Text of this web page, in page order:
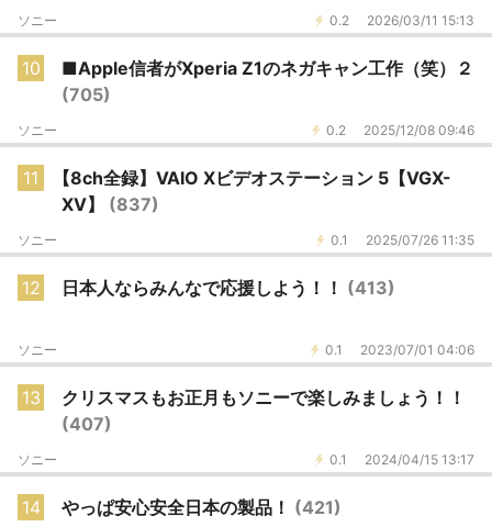
0.2 2026/03/11 15:13
ソニー
10
■Apple信者がXperia Z1のネガキャン工作（笑）２
(705)
0.2 2025/12/08 09:46
ソニー
11
【8ch全録】VAIO Xビデオステーション 5【VGX-
XV】 (837)
0.1 2025/07/26 11:35
ソニー
12 日本人ならみんなで応援しよう！！ (413)
0.1 2023/07/01 04:06
ソニー
13
クリスマスもお正月もソニーで楽しみましょう！！
(407)
0.1 2024/04/15 13:17
ソニー
14 やっぱ安心安全日本の製品！ (421)